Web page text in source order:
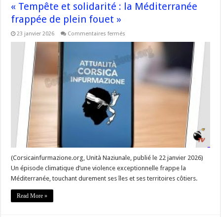
« Tempête et solidarité : la Méditerranée
frappée de plein fouet »
23 janvier 2026 Commentaires fermés
solidarité
(Corsicainfurmazione.org, Unità Naziunale, publié le 22 janvier 2026)
Un épisode climatique d’une violence exceptionnelle frappe la
Méditerranée, touchant durement ses îles et ses territoires côtiers.
Read More »